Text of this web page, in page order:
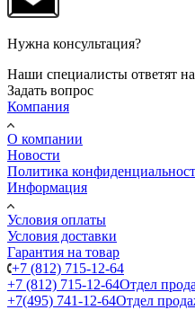
Нужна консультация?
Наши специалисты ответят
Задать вопрос
Компания
О компании
Новости
Политика
Информация
Условия оплаты
Условия доставки
Гарантия на товар
+7 (812) 715-12-64
+7 (812) 715-12-64Отдел
+7(495) 741-12-64Отдел